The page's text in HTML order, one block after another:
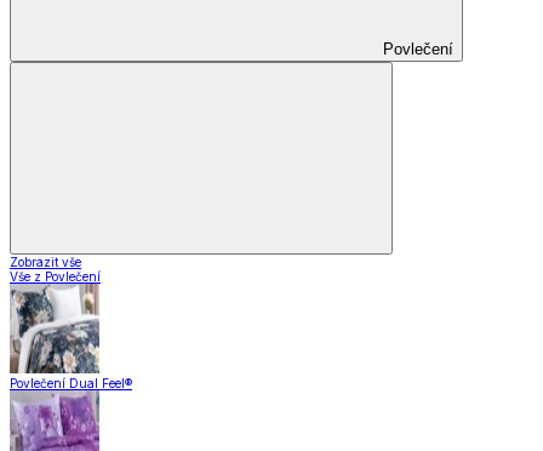
Povlečení
Zobrazit vše
Vše z Povlečení
Povlečení Dual Feel®